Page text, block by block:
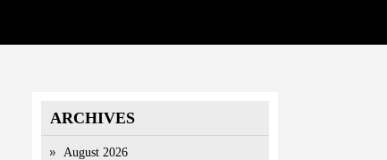
ARCHIVES
August 2026